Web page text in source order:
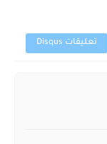
تعليقات Disqus